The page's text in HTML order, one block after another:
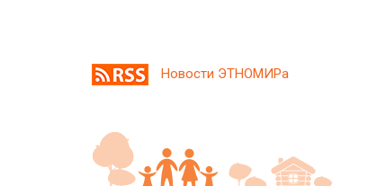
Новости ЭТНОМИРа